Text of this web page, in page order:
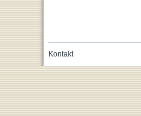
Kontakt